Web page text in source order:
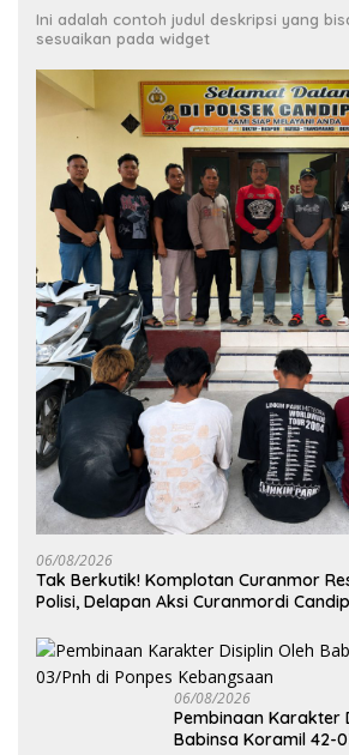
Ini adalah contoh judul deskripsi yang
sesuaikan pada widget
06/08/2026
Tak Berkutik! Komplotan Curanmor
Polisi, Delapan Aksi Curanmordi
06/08/2026
Pembinaan Karakter
Babinsa Koramil 42-